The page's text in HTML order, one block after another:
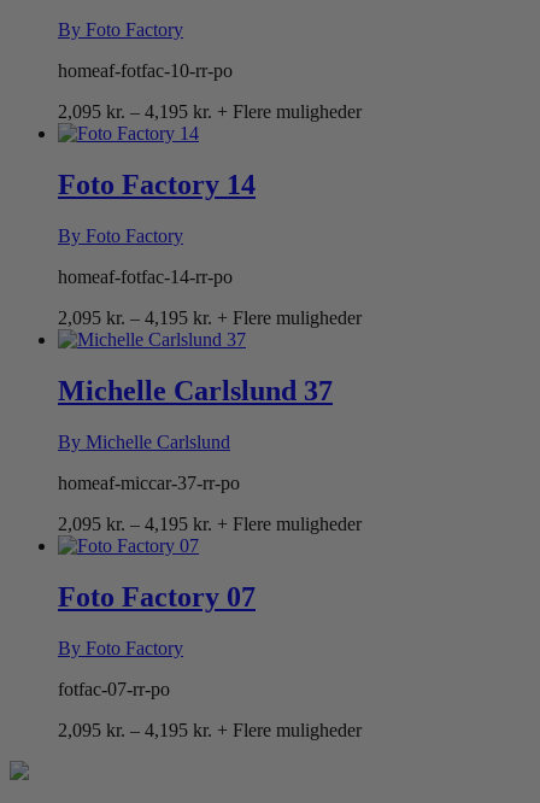
By Foto Factory
homeaf-fotfac-10-rr-po
2,095 kr. – 4,195 kr. Prisinterval:
4,195 kr.
+ Flere muligheder
Foto Factory 14
By Foto Factory
homeaf-fotfac-14-rr-po
2,095 kr. – 4,195 kr. Prisinterval:
2,095 kr.
4,195 kr.
+ Flere muligheder
Michelle Carlslund 37
By Michelle Carlslund
homeaf-miccar-37-rr-po
2,095 kr. – 4,195 kr. Prisinterval:
4,195 kr.
+ Flere muligheder
Foto Factory 07
By Foto Factory
fotfac-07-rr-po
2,095 kr. – 4,195 kr. Prisinterval:
+ Flere muligheder